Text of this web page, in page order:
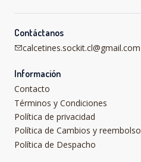
Contáctanos
calcetines.sockit.cl@gmail.com
Información
Contacto
Términos y Condiciones
Política de privacidad
Política de Cambios y reembolso
Política de Despacho